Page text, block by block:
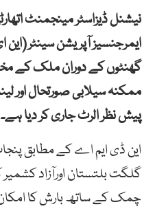
نیشنل ڈیزاسٹر مینجمنٹ
گھنٹوں کے دوران ملک کے
ممکنہ سیلابی صورتحال
پیش نظر الرٹ جاری کر دیا ہے۔
این ڈی ایم اے کے مطابق
گلگت بلتستان اورآزاد
چمک کے ساتھ بارش کا